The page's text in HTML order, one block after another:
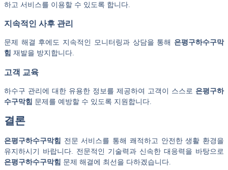
하고 서비스를 이용할 수 있도록 합니다.
지속적인 사후 관리
문제 해결 후에도 지속적인 모니터링과 상담을 통해 은평구하수구막
힘 재발을 방지합니다.
고객 교육
하수구 관리에 대한 유용한 정보를 제공하여 고객이 스스로 은평구하
수구막힘 문제를 예방할 수 있도록 지원합니다.
결론
은평구하수구막힘 전문 서비스를 통해 쾌적하고 안전한 생활 환경을
유지하시기 바랍니다. 전문적인 기술력과 신속한 대응력을 바탕으로
은평구하수구막힘 문제 해결에 최선을 다하겠습니다.